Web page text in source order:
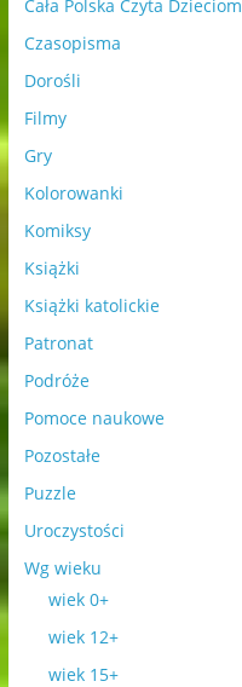
Cała Polska Czyta Dzieciom
Czasopisma
Dorośli
Filmy
Gry
Kolorowanki
Komiksy
Książki
Książki katolickie
Patronat
Podróże
Pomoce naukowe
Pozostałe
Puzzle
Uroczystości
Wg wieku
wiek 0+
wiek 12+
wiek 15+